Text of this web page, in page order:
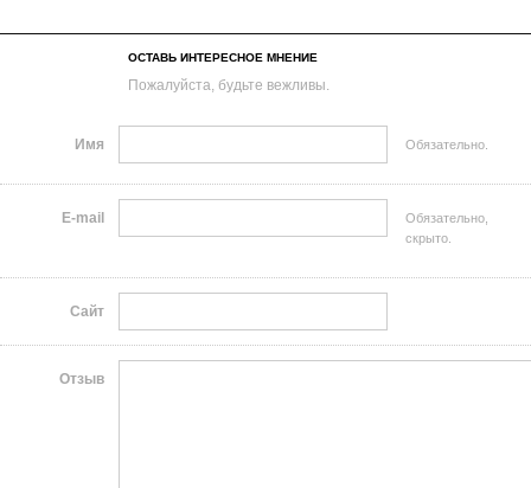
ОСТАВЬ ИНТЕРЕСНОЕ МНЕНИЕ
Пожалуйста, будьте вежливы.
Имя Обязательно.
E-mail
Обязательно,
скрыто.
Сайт
Отзыв